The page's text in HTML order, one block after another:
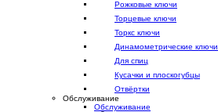
Рожковые ключи
Торцевые ключи
Торкс ключи
Динамометрические ключи
Для спиц
Кусачки и плоскогубцы
Отвёртки
Обслуживание
Обслуживание